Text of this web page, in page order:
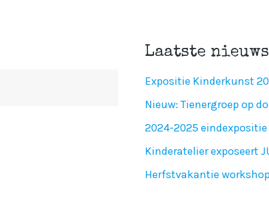
Laatste nieuws
Expositie Kinderkunst
Nieuw: Tienergroep op
2024-2025
Kinderatelier exposeert
Herfstvakantie